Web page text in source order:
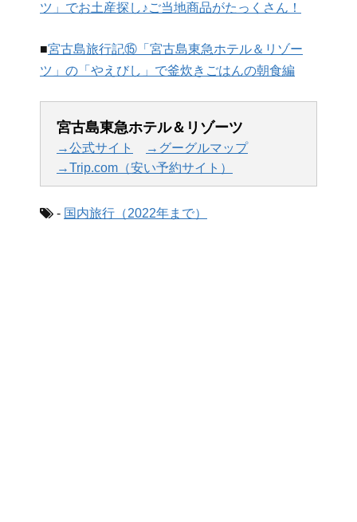
ツ」でお土産探し♪ご当地商品がたっくさん！
■宮古島旅行記⑮「宮古島東急ホテル＆リゾー
ツ」の「やえびし」で釜炊きごはんの朝食編
宮古島東急ホテル＆リゾーツ
→公式サイト
→グーグルマップ
→Trip.com（安い予約サイト）
- 国内旅行（2022年まで）